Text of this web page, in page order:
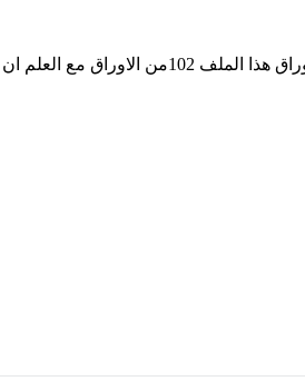
حل كتاب التربية الاسلامية للصف الثامن للكورس